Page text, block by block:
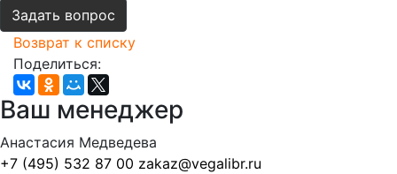
Задать вопрос
Возврат к списку
Поделиться:
Ваш менеджер
Анастасия Медведева
+7 (495) 532 87 00 zakaz@vegalibr.ru